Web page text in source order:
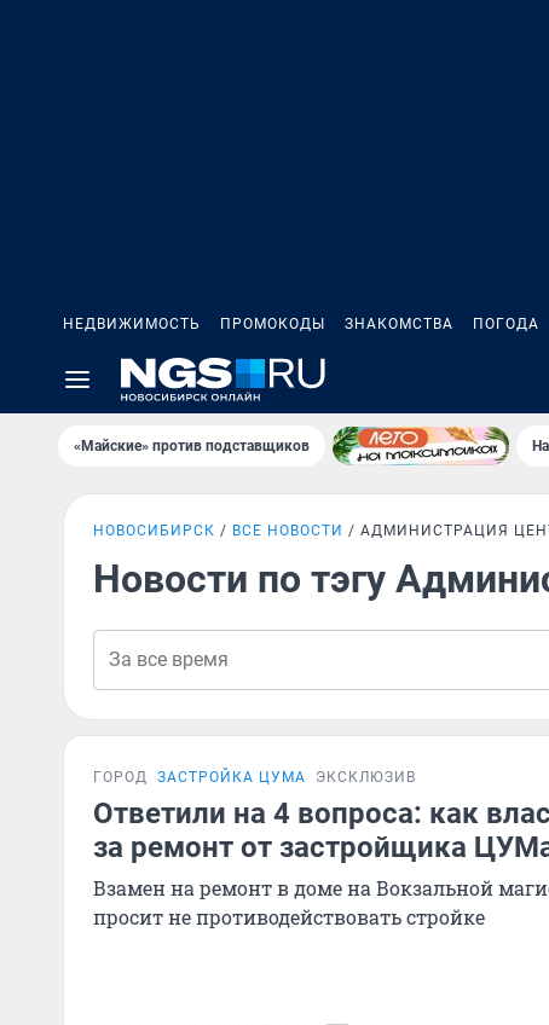
НЕДВИЖИМОСТЬ ПРОМОКОДЫ ЗНАКОМСТВА ПОГОДА
«Майские» против подставщиков
НОВОСИБИРСК ВСЕ НОВОСТИ АДМИНИСТРАЦИЯ
Новости по тэгу
ГОРОД ЗАСТРОЙКА ЦУМА ЭКСКЛЮЗИВ
Ответили на 4 вопроса: как
за ремонт от застройщика
Взамен на ремонт в доме на Вокзальной
просит не противодействовать стройке